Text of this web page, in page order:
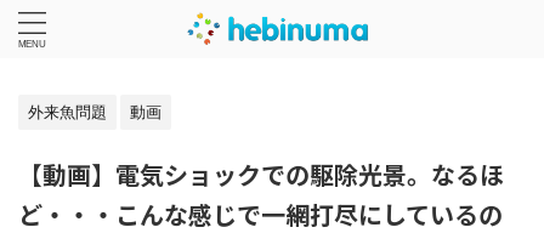
外来魚問題 動画
【動画】電気ショックでの駆除光景。なるほ
ど・・・こんな感じで一網打尽にしているの